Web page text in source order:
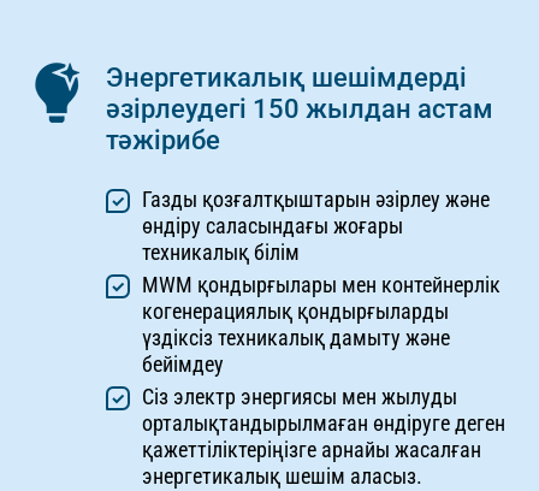
Энергетикалық шешімдерді
әзірлеудегі 150 жылдан астам
тәжірибе
Газды қозғалтқыштарын әзірлеу және
өндіру саласындағы жоғары
техникалық білім
MWM қондырғылары мен контейнерлік
когенерациялық қондырғыларды
үздіксіз техникалық дамыту және
бейімдеу
Сіз электр энергиясы мен жылуды
орталықтандырылмаған өндіруге деген
қажеттіліктеріңізге арнайы жасалған
энергетикалық шешім аласыз.